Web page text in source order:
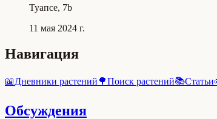
Туапсе, 7b
11 мая 2024 г.
Навигация
📖Дневники растений 🌳Поиск растений📚Статьи
Обсуждения